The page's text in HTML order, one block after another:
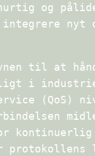
og
nyt
til at
i
(QoS)
kontinuerlig